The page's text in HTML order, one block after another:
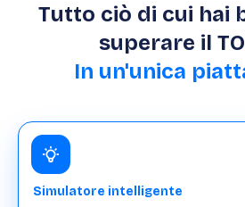
Tutto ciò di cui hai
superare il
In un'unica
Simulatore intelligente